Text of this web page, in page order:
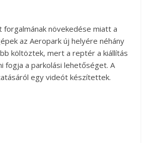
forgalmának növekedése miatt a
az Aeropark új helyére néhány
költöztek, mert a reptér a kiállítás
fogja a parkolási lehetőséget. A
egy videót készítettek.